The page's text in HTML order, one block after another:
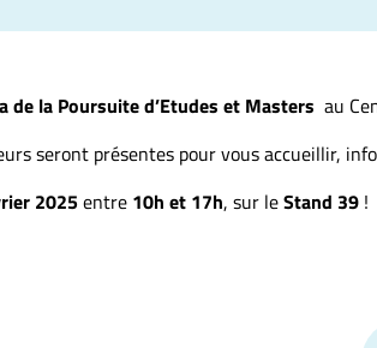
de la Poursuite d’Etudes et Masters au
seront présentes pour vous accueillir,
2025entre 10h et 17h, sur leStand 39 !